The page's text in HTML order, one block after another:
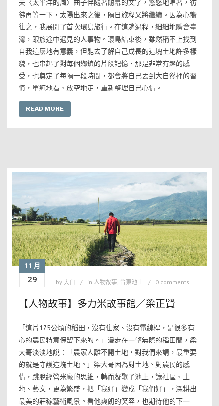
夫〈太平洋的風〉曲子伴隨著謝幕的文字，悠悠地唱著，彷
彿再等一下，太陽出來之後，隔日旅程又將繼續。因為心嚮
往之，我展開了首次環島旅行。在這趟過程，細細地體會臺
灣，跟旅途中遇見的人事物。環島結束後，雖然稱不上找到
自我這麼地有意義，但能去了解自己成長的這塊土地許多樣
貌，也串起了對每個鄉鎮的片段記憶，那是非常有趣的感
受，也奠定了每隔一段時間，都會將自己丟到大自然裡的習
慣，單純地看、放空地走，重新整理自己心情。
READ MORE
11 月
29 by 大白 in 人物故事 台東池上 0 comments
【人物故事】多力米故事館／梁正賢
「這片175公頃的稻田，沒有住家、沒有電線桿，是很多有
心的農民特意保留下來的。」漫步在一望無際的稻田間，梁
大哥淡淡地說：「農家人離不開土地，對我們來講，最重要
的就是守護這塊土地。」梁大哥因為對土地、對農民的感
情，跳脫經營米廠的思維，轉而凝聚了池上，讓社區、土
地、藝文，更為繁盛，把「我好」變成「我們好」，深耕出
最美的莊稼藝術風景。看他爽朗的笑容，也期待他的下一